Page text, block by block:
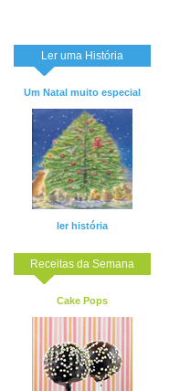
Ler uma História
Um Natal muito especial
ler história
Receitas da Semana
Cake Pops